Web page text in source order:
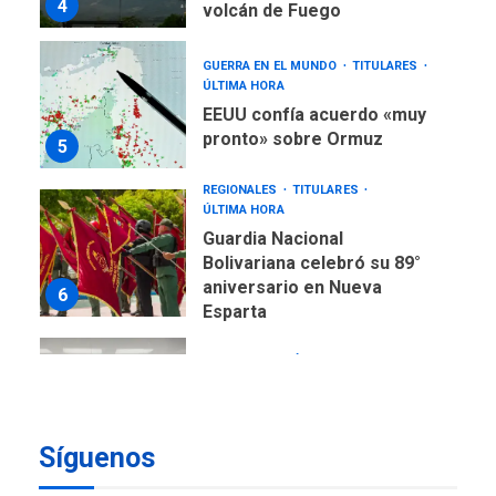
4 volcán de Fuego
5
GUERRA EN EL MUNDO
TITULARES
ÚLTIMA HORA
EEUU confía acuerdo «muy
pronto» sobre Ormuz
6
REGIONALES
TITULARES
ÚLTIMA HORA
Guardia Nacional
Bolivariana celebró su 89°
aniversario en Nueva
Esparta
7
Síguenos